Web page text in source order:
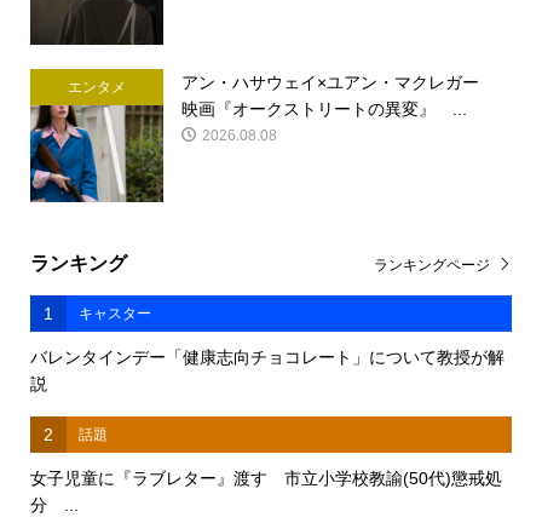
エンタメ
アン・ハサウェイ×ユアン・マクレガー
映画『オークストリートの異変』 ...
2026.08.08
ランキング
1 キャスター
バレンタインデー「健康志向チョコレート」について教授が解
説
2 話題
女子児童に『ラブレター』渡す 市立小学校教諭(50代)懲戒処
分 ...
ランキングページ